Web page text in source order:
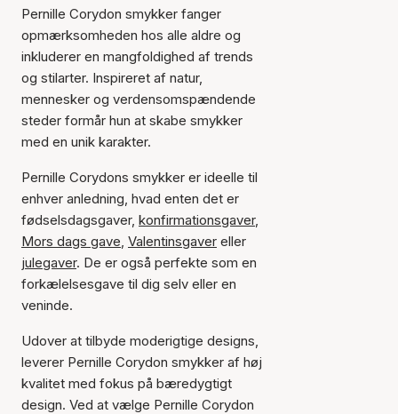
Pernille Corydon smykker fanger
opmærksomheden hos alle aldre og
inkluderer en mangfoldighed af trends
og stilarter. Inspireret af natur,
mennesker og verdensomspændende
steder formår hun at skabe smykker
med en unik karakter.
Pernille Corydons smykker er ideelle til
enhver anledning, hvad enten det er
fødselsdagsgaver, konfirmationsgaver,
Mors dags gave, Valentinsgaver eller
julegaver. De er også perfekte som en
forkælelsesgave til dig selv eller en
veninde.
Udover at tilbyde moderigtige designs,
leverer Pernille Corydon smykker af høj
kvalitet med fokus på bæredygtigt
design. Ved at vælge Pernille Corydon